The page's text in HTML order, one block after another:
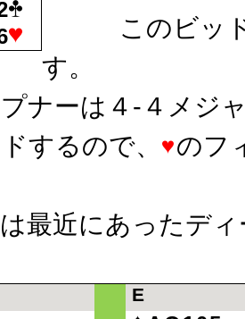
このビッド
す。
は４-４メジャ
るので、
のフ
にあったディ
E